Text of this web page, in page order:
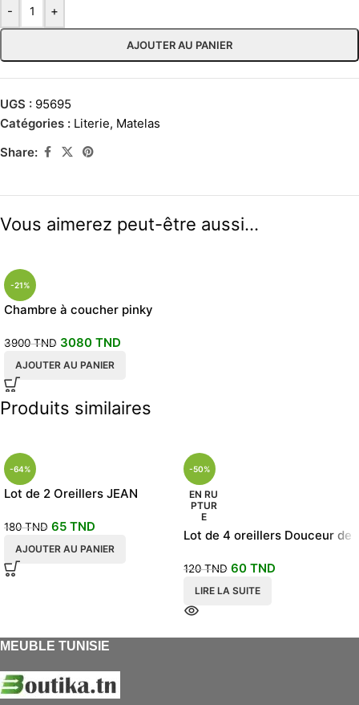
- +
AJOUTER AU PANIER
UGS : 95695
Catégories : Literie, Matelas
Share:
Vous aimerez peut-être aussi…
-21%
Chambre à coucher pinky
3900TND 3080 TND
AJOUTER AU PANIER
Produits similaires
-64%
Lot de 2 Oreillers JEAN
180TND 65 TND
AJOUTER AU PANIER
-50%
EN RU
PTUR
E
Lot de 4 oreillers Douceur de
120TND 60 TND
LIRE LA SUITE
MEUBLE TUNISIE